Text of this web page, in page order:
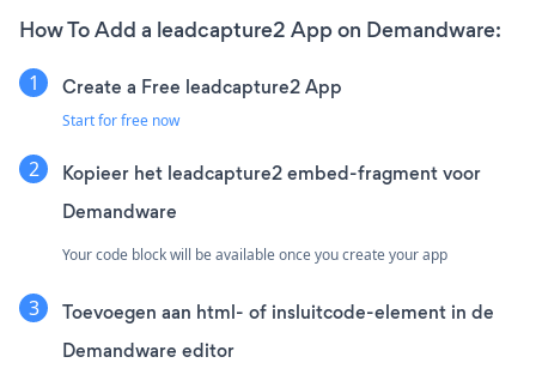
How To Add a leadcapture2 App on Demandware:
Create a Free leadcapture2 App
Start for free now
Kopieer het leadcapture2 embed-fragment voor
Demandware
Your code block will be available once you create your app
Toevoegen aan html- of insluitcode-element in de
Demandware editor